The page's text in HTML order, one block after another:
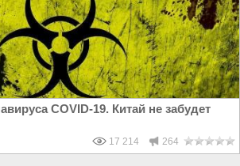
COVID-19. Китай не забудет
17 214 264